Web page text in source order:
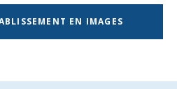
EN IMAGES